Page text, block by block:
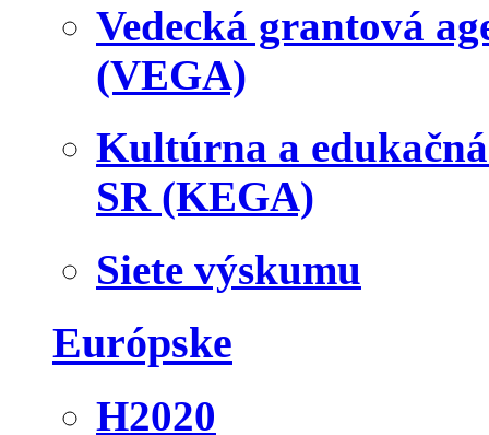
Vedecká grantová
(VEGA)
Kultúrna a
SR (KEGA)
Siete výskumu
Európske
H2020